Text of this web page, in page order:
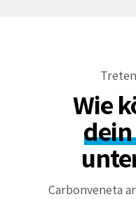
Wie
Carbonveneta